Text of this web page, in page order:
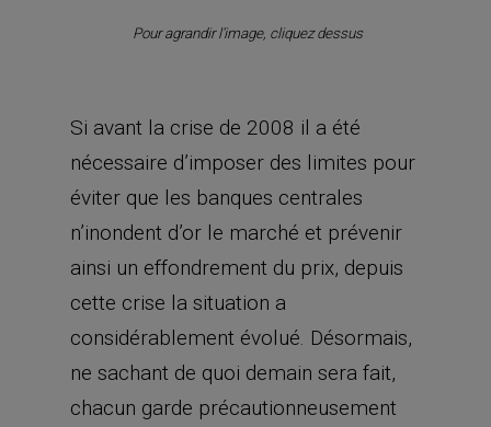
Pour agrandir l’image, cliquez dessus
Si avant la crise de 2008 il a été
nécessaire d’imposer des limites pour
éviter que les banques centrales
n’inondent d’or le marché et prévenir
ainsi un effondrement du prix, depuis
cette crise la situation a
considérablement évolué. Désormais,
ne sachant de quoi demain sera fait,
chacun garde précautionneusement